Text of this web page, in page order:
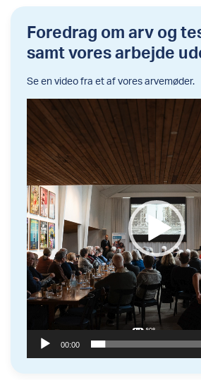
Foredrag om arv og
samt vores arbejde
Se en video fra et af vores arvemøder.
Videoafspiller
00:00